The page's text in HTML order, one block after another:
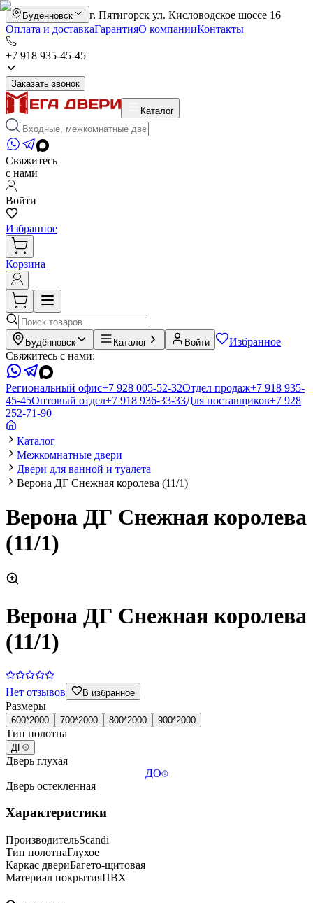
Будённовск
г. Пятигорск ул. Кисловодское шоссе 16
Оплата и доставкаГарантияО компанииКонтакты
+7 918 935-45-45
Заказать звонок
Каталог
Свяжитесь
с нами
Войти
Избранное
Корзина
Будённовск Каталог Войти
Избранное
Свяжитесь с нами:
Региональный офис+7 928 005-52-32Отдел продаж+7 918 935-
45-45Оптовый отдел+7 918 936-33-33Для поставщиков+7 928
252-71-90
Каталог
Межкомнатные двери
Двери для ванной и туалета
Верона ДГ Снежная королева (11/1)
Верона ДГ Снежная королева
(11/1)
Верона ДГ Снежная королева
(11/1)
Нет отзывов В избранное
Размеры
600*2000 700*2000 800*2000 900*2000
Тип полотна
ДГ
Дверь глухая
ДО
Дверь остекленная
Характеристики
ПроизводительScandi
Тип полотнаГлухое
Каркас двериБагето-щитовая
Материал покрытияПВХ